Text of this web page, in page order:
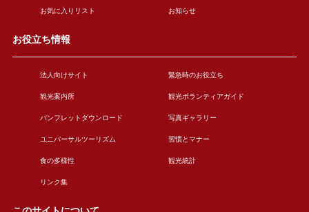
お気に入りリスト お知らせ
お役立ち情報
法人向けサイト 緊急時のお役立ち
観光案内所 観光ボランティアガイド
パンフレットダウンロード 写真ギャラリー
ユニバーサルツーリズム 習慣とマナー
食の多様性 観光統計
リンク集